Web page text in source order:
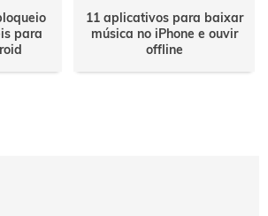
para
11 aplicativos para baixar
música no iPhone e ouvir
offline